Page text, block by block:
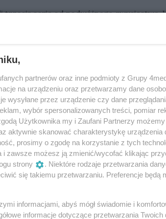
trzecią serię od podwójnego zwycięstwa.
będzie w trzyosobowym składzie.
gonitwie para
sobie zwycięstwo. Gorzowianie
Vaculika pojechałOskar Paluch.
wykluczony. Ostatecznie mecz
partnerów oraz inne podmioty z Grupy
na urządzeniu oraz przetwarzamy dane
wysyłane przez urządzenie czy dane
wybór spersonalizowanych treści, pomiar
Użytkownika my i Zaufani Partnerzy
aktywnie skanować charakterystykę urządzenia
prosimy o zgodę na korzystanie z tych
i zawsze możesz ją zmienić/wycofać klikając
strony
. Niektóre rodzaje przetwarzania
się takiemu przetwarzaniu. Preferencje będą
informacjami, abyś mógł świadomie i
informacje dotyczące przetwarzania